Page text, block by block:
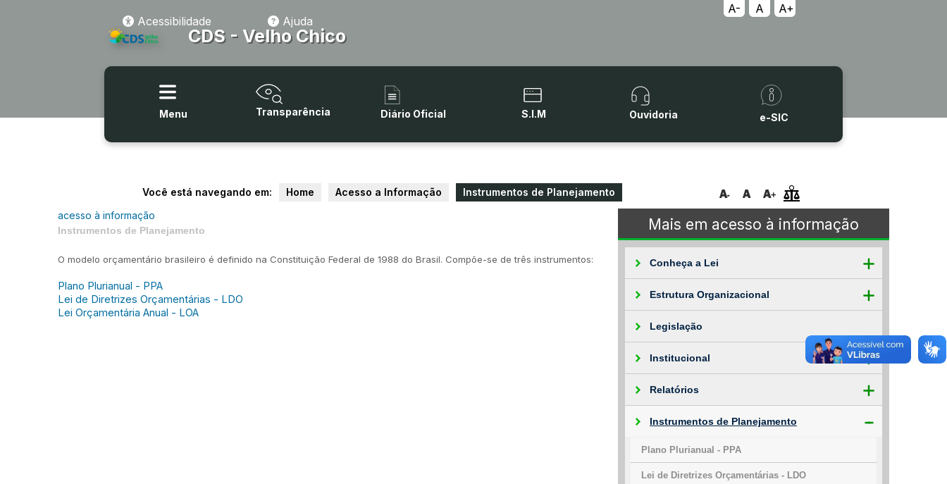
A- A
A+
Acessibilidade
Ajuda
CDS - Velho Chico
Menu Transparência Diário Oficial S.I.M Ouvidoria e-SIC
Você está navegando em: Home Acesso a Informação Instrumentos de Planejamento
Mais em acesso à informação
Conheça a Lei
Estrutura Organizacional
Legislação
Institucional
Relatórios
Instrumentos de Planejamento
Plano Plurianual - PPA
Lei de Diretrizes Orçamentárias - LDO
acesso à informação
Instrumentos de Planejamento
O modelo orçamentário brasileiro é definido na Constituição Federal de 1988 do Brasil. Compõe-se de três instrumentos:
Plano Plurianual - PPA
Lei de Diretrizes Orçamentárias - LDO
Lei Orçamentária Anual - LOA